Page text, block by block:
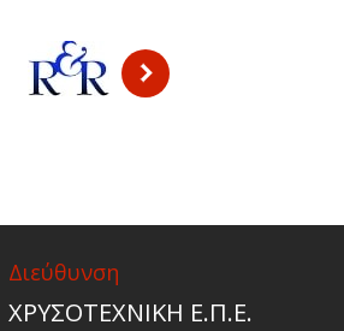
Διεύθυνση
ΧΡΥΣΟΤΕΧΝΙΚΗ Ε.Π.Ε.